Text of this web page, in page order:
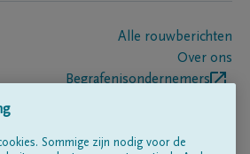
Alle rouwberichten
Over ons
Begrafenisondernemers
Sommige zijn nodig voor de